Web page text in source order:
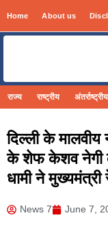
Home About us
राज्य राष्ट्रीय अंतर्राष्ट्रीय
दिल्ली के
के शेफ केशव नेगी
धामी ने मुख्यमंत्री
News 7 June 7,